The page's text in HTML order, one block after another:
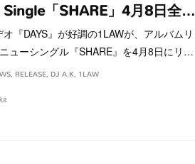
「SHARE」4月8日全…
『DAYS』が好調の1LAWが、アルバムリ
ューシングル『SHARE』を4月8日にリ…
RELEASE DJ A.K 1LAW